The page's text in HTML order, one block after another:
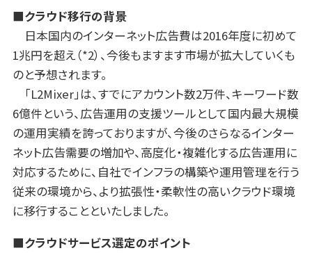
■クラウド移行の背景
日本国内のインターネット広告費は2016年度に初めて
1兆円を超え（*2）、今後もますます市場が拡大していくも
のと予想されます。
「L2Mixer」は、すでにアカウント数2万件、キーワード数
6億件という、広告運用の支援ツールとして国内最大規模
の運用実績を誇っておりますが、今後のさらなるインター
ネット広告需要の増加や、高度化・複雑化する広告運用に
対応するために、自社でインフラの構築や運用管理を行う
従来の環境から、より拡張性・柔軟性の高いクラウド環境
に移行することといたしました。
■クラウドサービス選定のポイント